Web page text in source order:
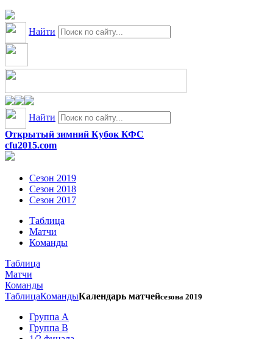
Найти
Найти
Открытый зимний Кубок КФС
cfu2015.com
Сезон 2019
Сезон 2018
Сезон 2017
Таблица
Матчи
Команды
Таблица
Матчи
Команды
ТаблицаКомандыКалендарь матчейсезона 2019
Группа A
Группа B